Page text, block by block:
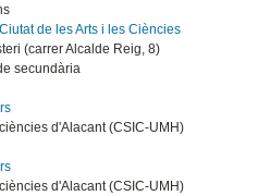
de les Arts i les Ciències
(carrer Alcalde Reig, 8)
secundària
d'Alacant (CSIC-UMH)
d'Alacant (CSIC-UMH)